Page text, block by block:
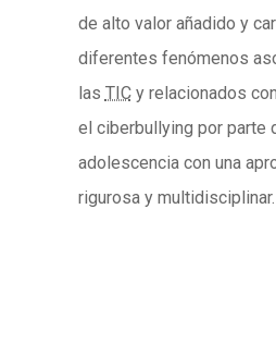
de alto valor añadido y
diferentes fenómenos
las TICy relacionados con
el ciberbullying por parte
adolescencia con una
rigurosa y multidisciplinar.